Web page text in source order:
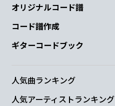
オリジナルコード譜
コード譜作成
ギターコードブック
人気曲ランキング
人気アーティストランキング